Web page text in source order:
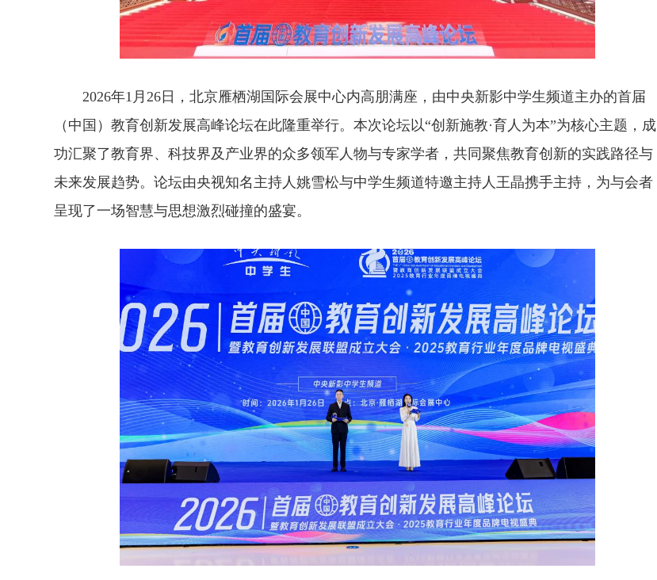
2026年1月26日，北京雁栖湖国际会展中心内高朋满座，由中央新影中学生频道主办的首届
（中国）教育创新发展高峰论坛在此隆重举行。本次论坛以“创新施教·育人为本”为核心主题，成
功汇聚了教育界、科技界及产业界的众多领军人物与专家学者，共同聚焦教育创新的实践路径与
未来发展趋势。论坛由央视知名主持人姚雪松与中学生频道特邀主持人王晶携手主持，为与会者
呈现了一场智慧与思想激烈碰撞的盛宴。